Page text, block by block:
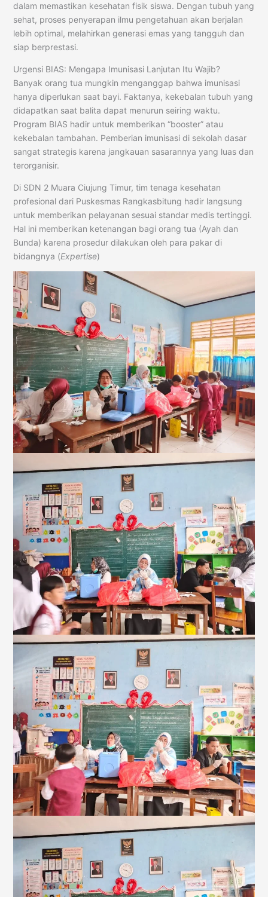
dalam memastikan kesehatan fisik siswa. Dengan tubuh yang
sehat, proses penyerapan ilmu pengetahuan akan berjalan
lebih optimal, melahirkan generasi emas yang tangguh dan
siap berprestasi.
Urgensi BIAS: Mengapa Imunisasi Lanjutan Itu Wajib?
Banyak orang tua mungkin menganggap bahwa imunisasi
hanya diperlukan saat bayi. Faktanya, kekebalan tubuh yang
didapatkan saat balita dapat menurun seiring waktu.
Program BIAS hadir untuk memberikan “booster” atau
kekebalan tambahan. Pemberian imunisasi di sekolah dasar
sangat strategis karena jangkauan sasarannya yang luas dan
terorganisir.
Di SDN 2 Muara Ciujung Timur, tim tenaga kesehatan
profesional dari Puskesmas Rangkasbitung hadir langsung
untuk memberikan pelayanan sesuai standar medis tertinggi.
Hal ini memberikan ketenangan bagi orang tua (Ayah dan
Bunda) karena prosedur dilakukan oleh para pakar di
bidangnya (Expertise)